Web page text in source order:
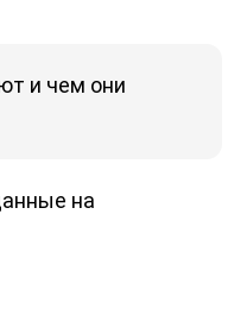
и чем они
на